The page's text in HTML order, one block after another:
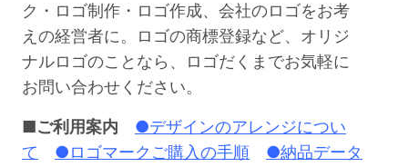
ク・ロゴ制作・ロゴ作成、会社のロゴをお考
えの経営者に。ロゴの商標登録など、オリジ
ナルロゴのことなら、ロゴだくまでお気軽に
お問い合わせください。
■ご利用案内
●デザインのアレンジについ
て
●ロゴマークご購入の手順
●納品データ